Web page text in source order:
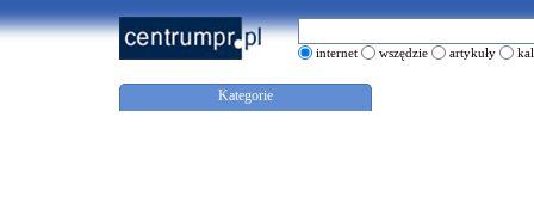
internet wszędzie artykuły
Kategorie